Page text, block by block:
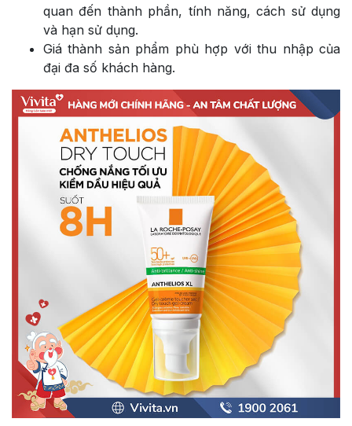
quan đến thành phần, tính năng, cách sử dụng
và hạn sử dụng.
Giá thành sản phẩm phù hợp với thu nhập của
đại đa số khách hàng.